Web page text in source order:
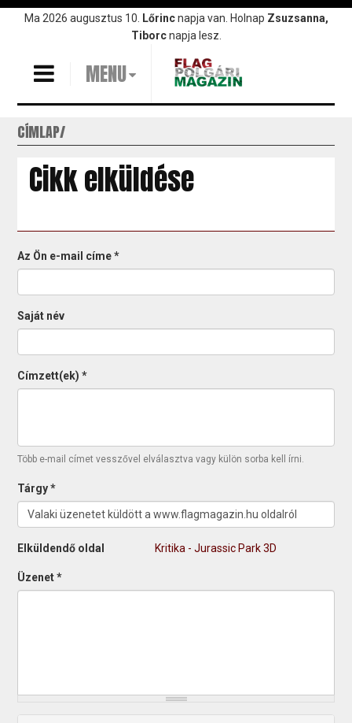
UgrásMa 2026 augusztus 10. Lőrincnapja van. Holnap Zsuzsanna,
Tiborcnapja lesz.
MENU
CÍMLAP
Cikk elküldése
Az Ön e-mail címe*
Saját név
Címzett(ek)*
Több e-mail címet vesszővel elválasztva vagy külön sorba kell írni.
Tárgy*
Elküldendő oldal Kritika - Jurassic Park 3D
Üzenet*